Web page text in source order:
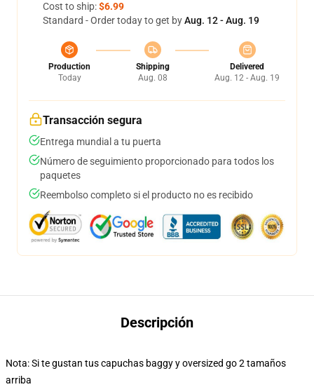
Cost to ship:$6.99
Standard - Order today to get byAug. 12 - Aug. 19
Production
Today
Shipping
Aug. 08
Delivered
Aug. 12 - Aug. 19
Transacción segura
Entrega mundial a tu puerta
Número de seguimiento proporcionado para todos los
paquetes
Reembolso completo si el producto no es recibido
Descripción
Nota: Si te gustan tus capuchas baggy y oversized go 2 tamaños
arriba